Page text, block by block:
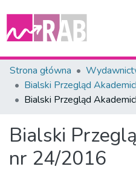
Zespoły i Kolekcje
Statystyka
Strona główna
Bialski Przegląd
Bialski Przegląd
Bialski
nr 24/2016